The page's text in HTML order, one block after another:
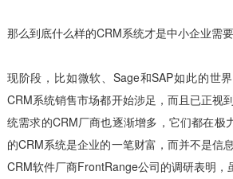
那么到底什么样的CRM系统才是中小企业需
现阶段，比如微软、Sage和SAP如此的世
CRM系统销售市场都开始涉足，而且已正视
统需求的CRM厂商也逐渐增多，它们都在极
的CRM系统是企业的一笔财富，而并不是信
CRM软件厂商FrontRange公司的调研表明，